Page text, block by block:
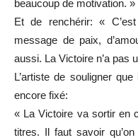
beaucoup de motivation. »
Et de renchérir: «
message de paix,
aussi. La Victoire n’a pas
L’artiste de souligner
encore fixé:
« La Victoire va sortir en
titres. Il faut savoir